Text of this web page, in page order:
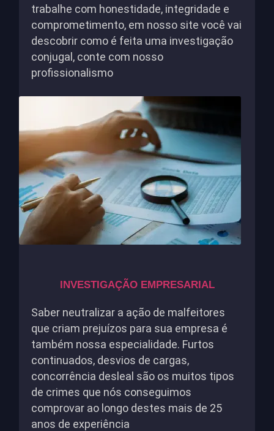
trabalhe com honestidade, integridade e
comprometimento, em nosso site você vai
descobrir como é feita uma investigação
conjugal, conte com nosso
profissionalismo
INVESTIGAÇÃO EMPRESARIAL
Saber neutralizar a ação de malfeitores
que criam prejuízos para sua empresa é
também nossa especialidade. Furtos
continuados, desvios de cargas,
concorrência desleal são os muitos tipos
de crimes que nós conseguimos
comprovar ao longo destes mais de 25
anos de experiência